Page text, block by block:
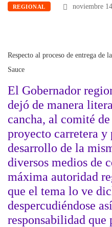
REGIONAL noviembre
Respecto al proceso de entrega de
Sauce
El Gobernador
dejó de manera
cancha, al comité
proyecto carretera y
desarrollo de la
diversos medios de
máxima autoridad
que el tema lo ve
despercudiéndose
responsabilidad que